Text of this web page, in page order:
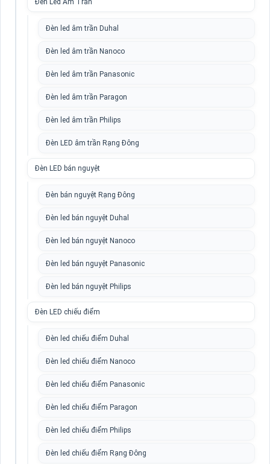
Đèn Led Âm Trần
Đèn led âm trần Duhal
Đèn led âm trần Nanoco
Đèn led âm trần Panasonic
Đèn led âm trần Paragon
Đèn led âm trần Philips
Đèn LED âm trần Rạng Đông
Đèn LED bán nguyệt
Đèn bán nguyệt Rạng Đông
Đèn led bán nguyệt Duhal
Đèn led bán nguyệt Nanoco
Đèn led bán nguyệt Panasonic
Đèn led bán nguyệt Philips
Đèn LED chiếu điểm
Đèn led chiếu điểm Duhal
Đèn led chiếu điểm Nanoco
Đèn led chiếu điểm Panasonic
Đèn led chiếu điểm Paragon
Đèn led chiếu điểm Philips
Đèn led chiếu điểm Rạng Đông